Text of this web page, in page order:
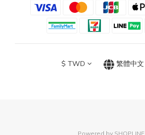
$ TWD 繁體中文
Powered by SHOPLINE